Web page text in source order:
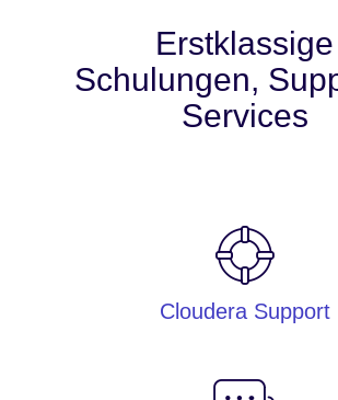
Erstklassige
Schulungen,
Services
Cloudera Support